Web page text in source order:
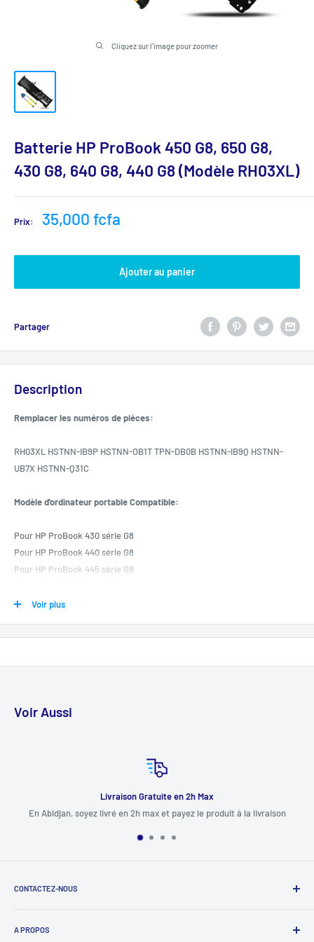
Cliquez sur l'image pour zoomer
Batterie HP ProBook 450 G8, 650 G8,
430 G8, 640 G8, 440 G8 (Modèle RH03XL)
Prix:
Prix
35,000 fcfa
Ajouter au panier
Partager
Description
Remplacer les numéros de pièces:
RH03XL HSTNN-IB9P HSTNN-OB1T TPN-DB0B HSTNN-IB9Q HSTNN-
UB7X HSTNN-Q31C
Modèle d'ordinateur portable Compatible:
Pour HP ProBook 430 série G8
Pour HP ProBook 440 série G8
Pour HP ProBook 445 série G8
Pour HP Probook 630 série G8
Pour HP ProBook 650 série G8
Voir plus
Voir Aussi
Livraison Gratuite en 2h Max
En Abidjan, soyez livré en 2h max et payez le produit à la livraison
CONTACTEZ-NOUS
(Vous pouvez nous joindre sur WhatsApp sur Ces Numéros)
A PROPOS